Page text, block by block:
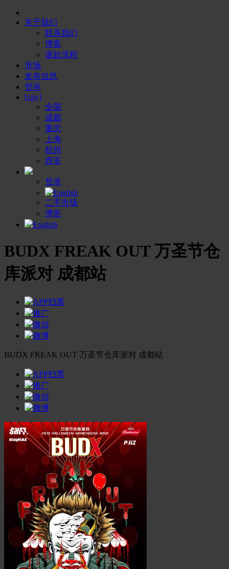
关于我们
联系我们
博客
退款流程
市场
发布信息
登录
[city]
全国
成都
重庆
上海
杭州
西安
登录
English
二手市场
博客
English
BUDX FREAK OUT 万圣节仓
库派对 成都站
APP扫票
推广
微信
微博
BUDX FREAK OUT 万圣节仓库派对 成都站
APP扫票
推广
微信
微博